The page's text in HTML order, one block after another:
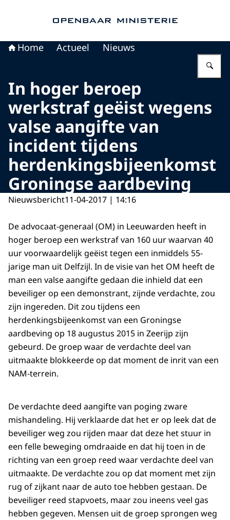
Home Actueel Nieuws
In hoger beroep
werkstraf geëist wegens
valse aangifte van
incident tijdens
herdenkingsbijeenkomst
Groningse aardbeving
Nieuwsbericht11-04-2017 | 14:16
De advocaat-generaal (OM) in Leeuwarden heeft in
hoger beroep een werkstraf van 160 uur waarvan 40
uur voorwaardelijk geëist tegen een inmiddels 55-
jarige man uit Delfzijl. In de visie van het OM heeft de
man een valse aangifte gedaan die inhield dat een
beveiliger op een demonstrant, zijnde verdachte, zou
zijn ingereden. Dit zou tijdens een
herdenkingsbijeenkomst van een Groningse
aardbeving op 18 augustus 2015 in Zeerijp zijn
gebeurd. De groep waar de verdachte deel van
uitmaakte blokkeerde op dat moment de inrit van een
NAM-terrein.
De verdachte deed aangifte van poging zware
mishandeling. Hij verklaarde dat het er op leek dat de
beveiliger weg zou rijden maar dat deze het stuur in
een felle beweging omdraaide en dat hij toen in de
richting van een groep reed waar verdachte deel van
uitmaakte. De verdachte zou op dat moment met zijn
rug of zijkant naar de auto toe hebben gestaan. De
beveiliger reed stapvoets, maar zou ineens veel gas
hebben gegeven. Mensen uit de groep sprongen weg